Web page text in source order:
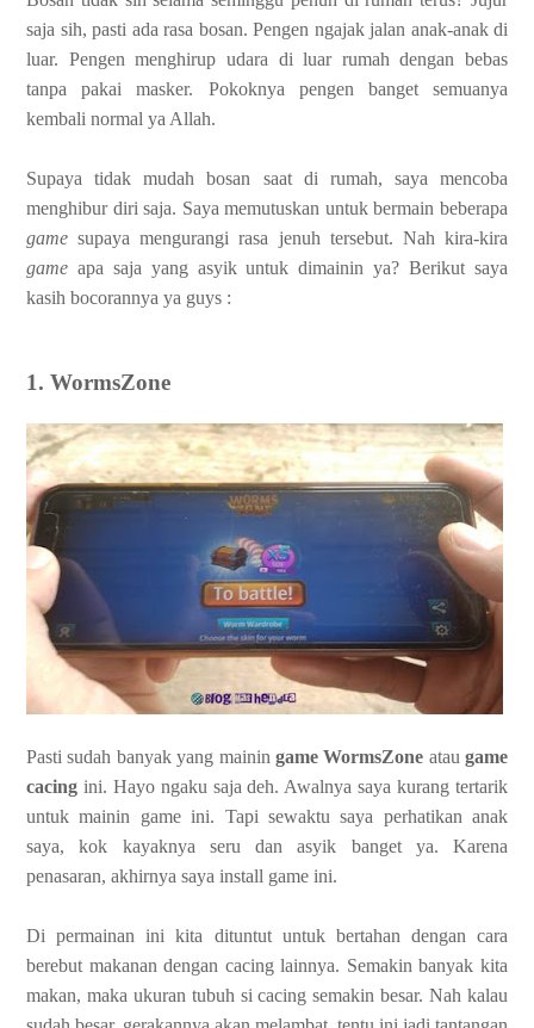
saja sih, pasti ada rasa bosan. Pengen ngajak jalan anak-anak di
luar. Pengen menghirup udara di luar rumah dengan bebas
tanpa pakai masker. Pokoknya pengen banget semuanya
kembali normal ya Allah.
Supaya tidak mudah bosan saat di rumah, saya mencoba
menghibur diri saja. Saya memutuskan untuk bermain beberapa
game supaya mengurangi rasa jenuh tersebut. Nah kira-kira
game apa saja yang asyik untuk dimainin ya? Berikut saya
kasih bocorannya ya guys :
1. WormsZone
Pasti sudah banyak yang mainin game WormsZone atau game
cacing ini. Hayo ngaku saja deh. Awalnya saya kurang tertarik
untuk mainin game ini. Tapi sewaktu saya perhatikan anak
saya, kok kayaknya seru dan asyik banget ya. Karena
penasaran, akhirnya saya install game ini.
Di permainan ini kita dituntut untuk bertahan dengan cara
berebut makanan dengan cacing lainnya. Semakin banyak kita
makan, maka ukuran tubuh si cacing semakin besar. Nah kalau